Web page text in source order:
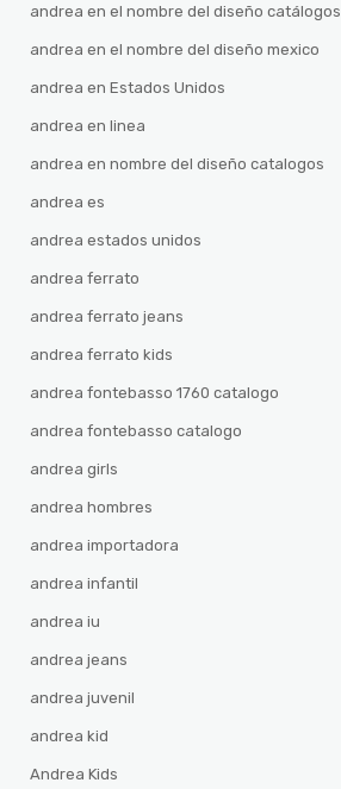
andrea en el nombre del diseño catálogos
andrea en el nombre del diseño mexico
andrea en Estados Unidos
andrea en linea
andrea en nombre del diseño catalogos
andrea es
andrea estados unidos
andrea ferrato
andrea ferrato jeans
andrea ferrato kids
andrea fontebasso 1760 catalogo
andrea fontebasso catalogo
andrea girls
andrea hombres
andrea importadora
andrea infantil
andrea iu
andrea jeans
andrea juvenil
andrea kid
Andrea Kids